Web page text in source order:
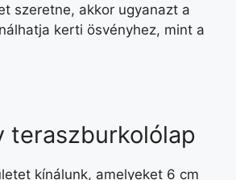
szeretne, akkor ugyanazt a
kerti ösvényhez, mint a
teraszburkolólap
kínálunk, amelyeket 6 cm